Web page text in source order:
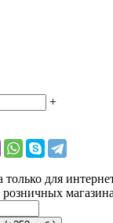
+
только для
розничных